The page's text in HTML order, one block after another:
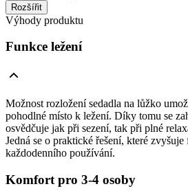
Rozšířit
Výhody produktu
Funkce ležení
Možnost rozložení sedadla na lůžko
pohodlné místo k ležení. Díky tomu se
osvědčuje jak při sezení, tak při plné
Jedná se o praktické řešení, které
každodenního používání.
Komfort pro 3-4 osoby